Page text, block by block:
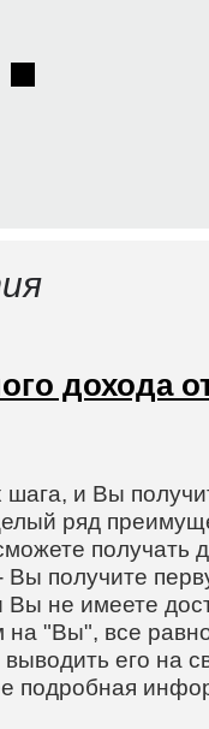
дохода
шага, и Вы
ряд
получать
получите
не имеете
"Вы", все
его на
подробная